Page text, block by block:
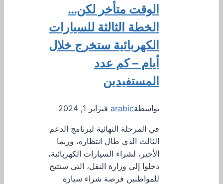
الوقت متأخر لكن…
الخطة الثالثة للسيارات
الكهربائية ستخرج خلال
أيام – كم عدد
المستفيدين
بواسطةarabic فبراير 1, 2024
في المرحلة النهائية لبرنامج الدعم
الثالث الذي طال انتظاره، وربما
الأخير، لشراء السيارات الكهربائية،
دخلوا إلى وزارة النقل، التي ستتيح
للمواطنين فرصة شراء سيارة